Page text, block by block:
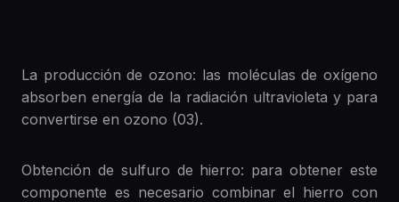
La producción de ozono: las moléculas de oxígeno
absorben energía de la radiación ultravioleta y para
convertirse en ozono (03).
Obtención de sulfuro de hierro: para obtener este
componente es necesario combinar el hierro con